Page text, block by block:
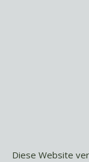
Diese Website